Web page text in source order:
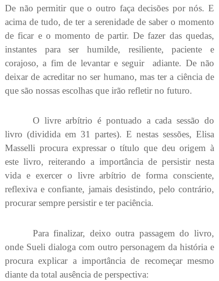
De não permitir que o outro faça decisões por nós. E
acima de tudo, de ter a serenidade de saber o momento
de ficar e o momento de partir. De fazer das quedas,
instantes para ser humilde, resiliente, paciente e
corajoso, a fim de levantar e seguir
adiante. De não
deixar de acreditar no ser humano, mas ter a ciência de
que são nossas escolhas que irão refletir no futuro.
O livre arbítrio é pontuado a cada sessão do
livro (dividida em 31 partes). E nestas sessões, Elisa
Masselli procura expressar o título que deu origem à
este livro, reiterando a importância de persistir nesta
vida e exercer o livre arbítrio de forma consciente,
reflexiva e confiante, jamais desistindo, pelo contrário,
procurar sempre persistir e ter paciência.
Para finalizar, deixo outra passagem do livro,
onde Sueli dialoga com outro personagem da história e
procura explicar a importância de recomeçar mesmo
diante da total ausência de perspectiva: